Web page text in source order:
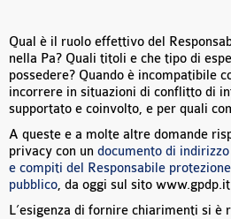
Qual è il ruolo effettivo del
nella Pa? Quali titoli e che tipo di
possedere? Quando è incompatibile
incorrere in situazioni di conflitto di
supportato e coinvolto, e per quali
A queste e a molte altre domande
privacy con un documento di
e compiti del Responsabile
pubblico, da oggi sul sito
L’esigenza di fornire chiarimenti si è